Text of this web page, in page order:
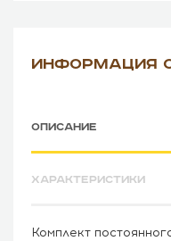
ИНФОРМАЦИЯ
ОПИСАНИЕ
ХАРАКТЕРИСТИКИ
Комплект